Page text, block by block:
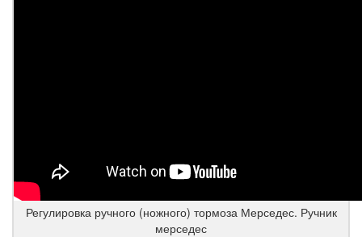
Регулировка ручного (ножного) тормоза Мерседес. Ручник
мерседес